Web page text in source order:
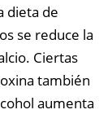
dieta de
se reduce la
Ciertas
también
aumenta